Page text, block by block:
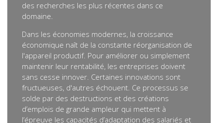
des recherches les plus récentes dans ce
domaine.
Dans les économies modernes, la croissance
économique naît de la constante réorganisation de
l'appareil productif. Pour améliorer ou simplement
maintenir leur rentabilité, les entreprises doivent
sans cesse innover. Certaines innovations sont
fructueuses, d'autres échouent. Ce processus se
solde par des destructions et des créations
d’emplois de grande ampleur qui mettent à
l’épreuve les capacités d’adaptation des salariés et